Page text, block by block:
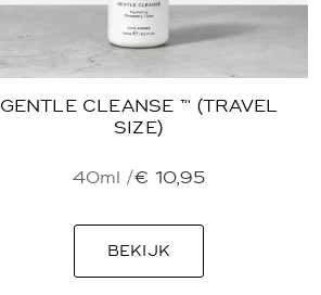
GENTLE CLEANSE ™ (TRAVEL
SIZE)
40ml /€ 10,95
BEKIJK